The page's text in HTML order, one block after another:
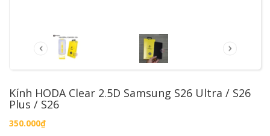
Kính HODA Clear 2.5D Samsung S26 Ultra / S26
Plus / S26
350.000₫